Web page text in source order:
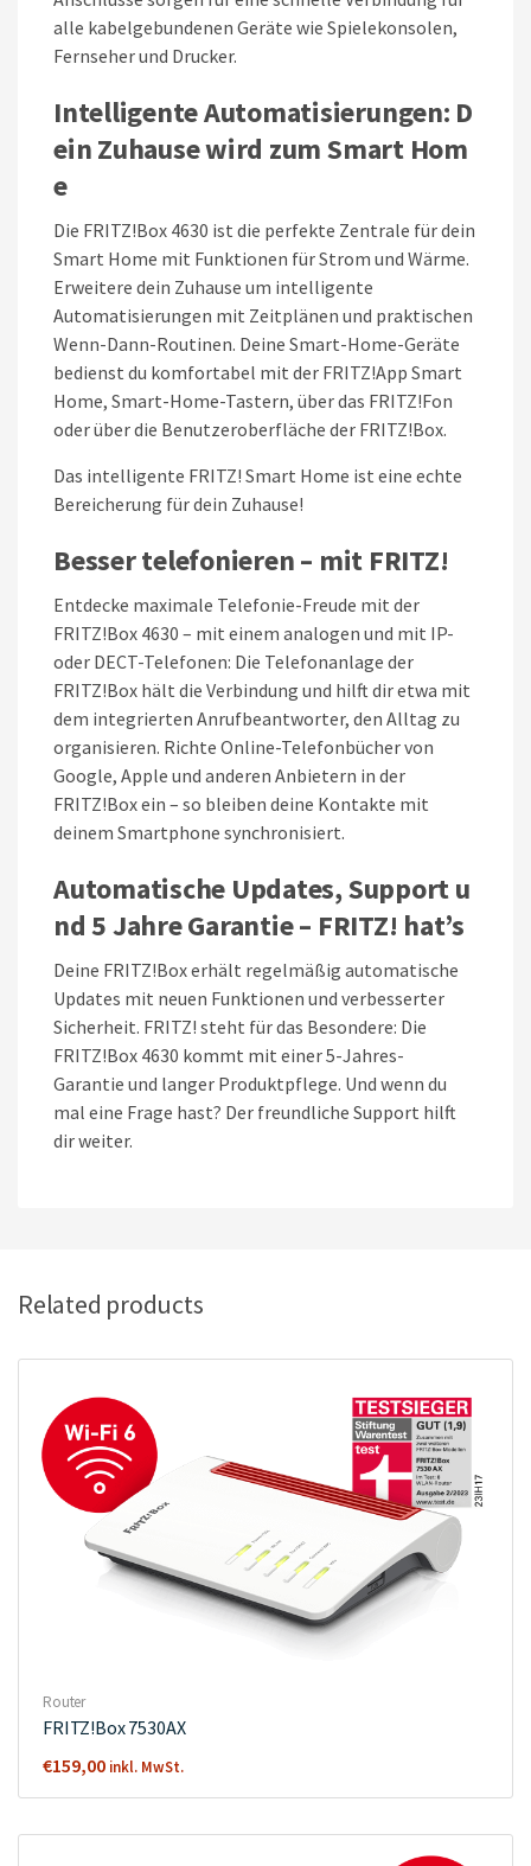
alle kabelgebundenen Geräte wie Spielekonsolen,
Fernseher und Drucker.
IntelligenteAutomatisierungen: D
einZuhausewird zumSmart Hom
e
Die FRITZ!Box 4630 ist die perfekte Zentrale für dein
Smart Home mit Funktionen für Strom und Wärme.
Erweitere dein Zuhause um intelligente
Automatisierungen mit Zeitplänen und praktischen
Wenn-Dann-Routinen. Deine Smart-Home-Geräte
bedienst du komfortabel mit der FRITZ!App Smart
Home, Smart-Home-Tastern, über das FRITZ!Fon
oder über die Benutzeroberfläche der FRITZ!Box.
Das intelligente FRITZ! Smart Home ist eine echte
Bereicherung für dein Zuhause!
Bessertelefonieren– mit FRITZ!
Entdecke maximale Telefonie-Freude mit der
FRITZ!Box 4630 – mit einem analogen und mit IP-
oder DECT-Telefonen: Die Telefonanlage der
FRITZ!Box hält die Verbindung und hilft dir etwa mit
dem integrierten Anrufbeantworter, den Alltag zu
organisieren. Richte Online-Telefonbücher von
Google, Apple und anderen Anbietern in der
FRITZ!Box ein – so bleiben deine Kontakte mit
deinem Smartphone synchronisiert.
Automatische Updates,Supportu
nd 5JahreGarantie– FRITZ! hat’s
Deine FRITZ!Box erhält regelmäßig automatische
Updates mit neuen Funktionen und verbesserter
Sicherheit. FRITZ! steht für das Besondere: Die
FRITZ!Box 4630 kommt mit einer 5-Jahres-
Garantie und langer Produktpflege. Und wenn du
mal eine Frage hast? Der freundliche Support hilft
dir weiter.
Related products
Router
FRITZ!Box 7530AX
€159,00 inkl. MwSt.